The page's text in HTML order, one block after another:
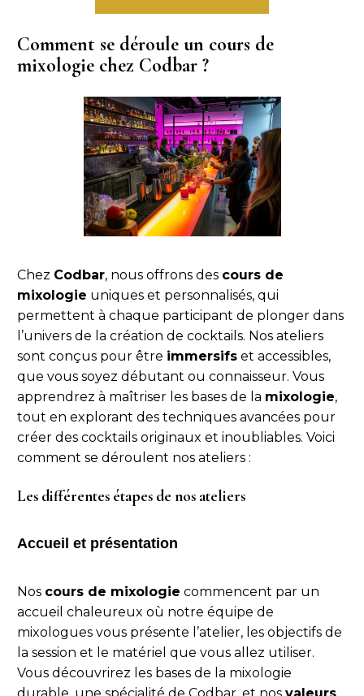
Comment se déroule un cours de
mixologie chez Codbar ?
Chez Codbar, nous offrons des cours de
mixologie uniques et personnalisés, qui
permettent à chaque participant de plonger dans
l’univers de la création de cocktails. Nos ateliers
sont conçus pour être immersifs et accessibles,
que vous soyez débutant ou connaisseur. Vous
apprendrez à maîtriser les bases de la mixologie,
tout en explorant des techniques avancées pour
créer des cocktails originaux et inoubliables. Voici
comment se déroulent nos ateliers :
Les différentes étapes de nos ateliers
Accueil et présentation
Nos cours de mixologie commencent par un
accueil chaleureux où notre équipe de
mixologues vous présente l’atelier, les objectifs de
la session et le matériel que vous allez utiliser.
Vous découvrirez les bases de la mixologie